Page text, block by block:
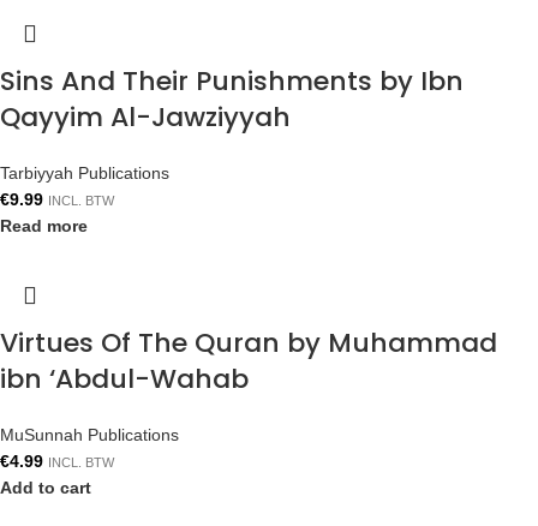
Sins And Their Punishments by Ibn
Qayyim Al-Jawziyyah
Tarbiyyah Publications
€9.99 INCL. BTW
Read more
Virtues Of The Quran by Muhammad
ibn ‘Abdul-Wahab
MuSunnah Publications
€4.99 INCL. BTW
Add to cart